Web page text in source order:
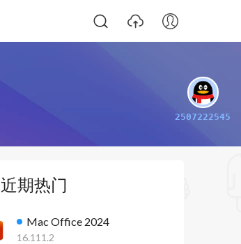
近期热门
Mac Office 2024
16.111.2
2507222545